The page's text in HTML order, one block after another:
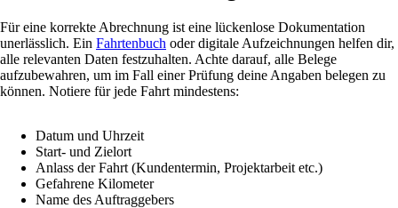
Für eine korrekte Abrechnung ist eine lückenlose Dokumentation
unerlässlich. Ein Fahrtenbuch oder digitale Aufzeichnungen helfen dir,
alle relevanten Daten festzuhalten. Achte darauf, alle Belege
aufzubewahren, um im Fall einer Prüfung deine Angaben belegen zu
können. Notiere für jede Fahrt mindestens:
Datum und Uhrzeit
Start- und Zielort
Anlass der Fahrt (Kundentermin, Projektarbeit etc.)
Gefahrene Kilometer
Name des Auftraggebers